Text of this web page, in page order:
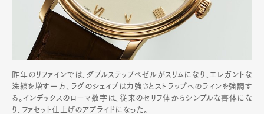
昨年のリファインでは、ダブルステップベゼルがスリムになり、エレガントな
洗練を増す一方、ラグのシェイプは力強さとストラップへのラインを強調す
る。インデックスのローマ数字は、従来のセリフ体からシンプルな書体にな
り、ファセット仕上げのアプライドになった。